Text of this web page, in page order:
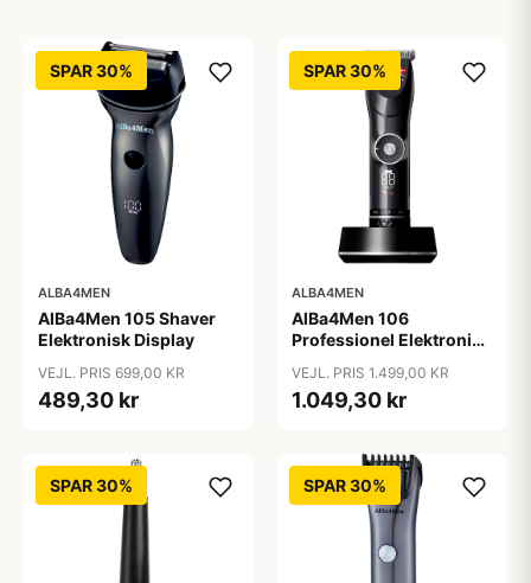
SPAR 30%
ALBA4MEN
AlBa4Men 105 Shaver
Elektronisk Display
VEJL. PRIS 699,00 KR
489,30 kr
SPAR 30%
ALBA4MEN
AlBa4Men 106
Professionel Elektronisk
VEJL. PRIS 1.499,00 KR
1.049,30 kr
SPAR 30% SPAR 30%